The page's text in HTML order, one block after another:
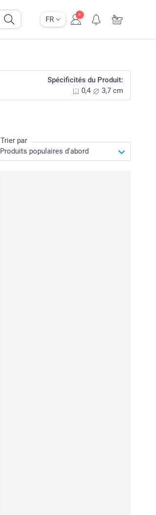
FR
Spécificités du Produit:
0,4
3,7 cm
Trier par